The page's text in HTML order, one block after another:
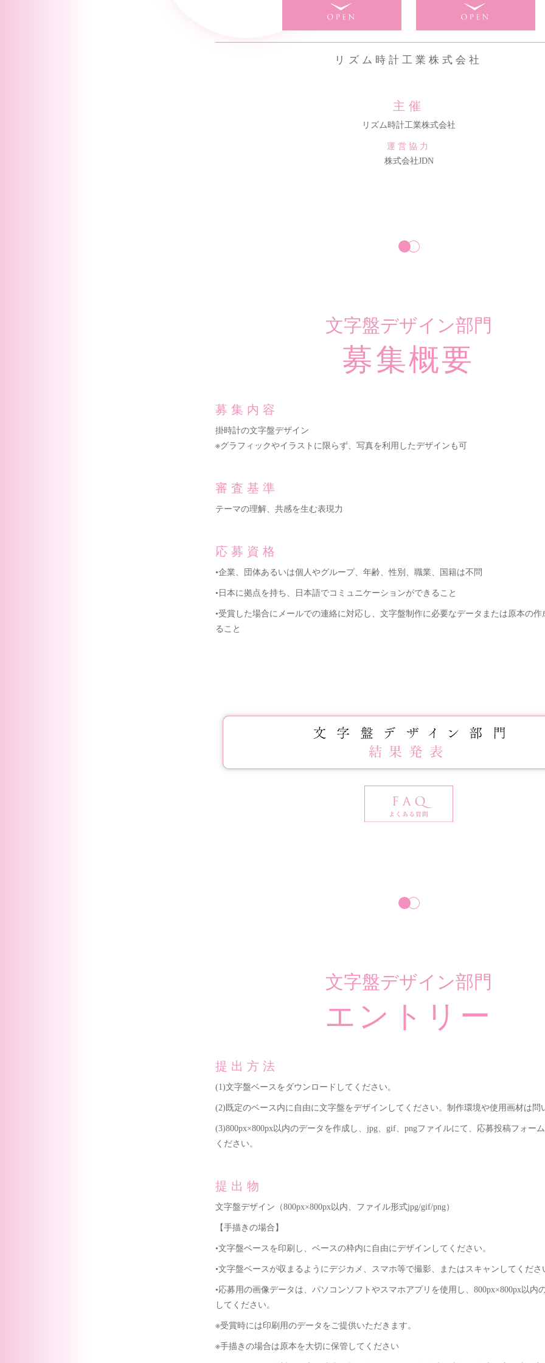
リズム時計工業株式会社
主催
リズム時計工業株式会社
運営協力
株式会社JDN
文字盤デザイン部門
募集概要
募集内容
掛時計の文字盤デザイン
※グラフィックやイラストに限らず、写真を利用したデザインも可
審査基準
テーマの理解、共感を生む表現力
応募資格
•企業、団体あるいは個人やグループ、年齢、性別、職業、国籍は不問
•日本に拠点を持ち、日本語でコミュニケーションができること
•受賞した場合にメールでの連絡に対応し、文字盤制作に必要なデータまたは原本の作
ること
文字盤デザイン部門
エントリー
提出方法
(1)文字盤ベースをダウンロードしてください。
(2)既定のベース内に自由に文字盤をデザインしてください。制作環境や使用画材は問
(3)800px×800px以内のデータを作成し、jpg、gif、pngファイルにて、応募投稿フォー
ください。
提出物
文字盤デザイン（800px×800px以内、ファイル形式jpg/gif/png）
【手描きの場合】
•文字盤ベースを印刷し、ベースの枠内に自由にデザインしてください。
•文字盤ベースが収まるようにデジカメ、スマホ等で撮影、またはスキャンしてくださ
•応募用の画像データは、パソコンソフトやスマホアプリを使用し、800px×800px以内
してください。
※受賞時には印刷用のデータをご提供いただきます。
※手描きの場合は原本を大切に保管してください